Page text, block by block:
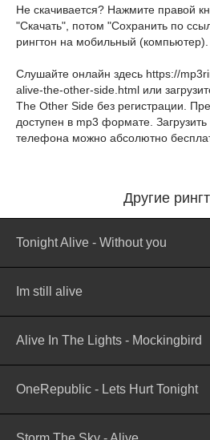
Не скачивается? Нажмите правой
"Скачать", потом "Сохранить по
рингтон на мобильный (компьютер).
Слушайте онлайн здесь https://
alive-the-other-side.html или
The Other Side без регистрации.
доступен в mp3 формате.
телефона можно абсолютно
Другие
Tonight Alive - Without you
Im still alive
Alive In The Lights - Mockingbird
OneRepublic - Lets Hurt Tonight